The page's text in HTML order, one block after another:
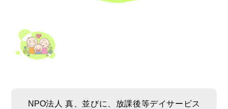
NPO法人 真、並びに、放課後等デイサービス